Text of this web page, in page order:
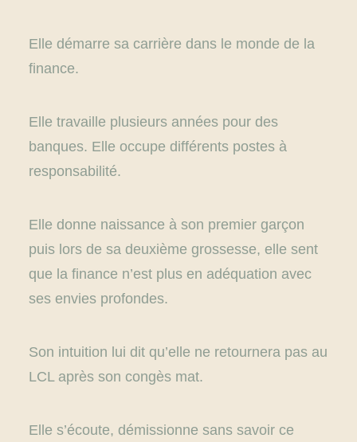
Elle démarre sa carrière dans le monde de la
finance.
Elle travaille plusieurs années pour des
banques. Elle occupe différents postes à
responsabilité.
Elle donne naissance à son premier garçon
puis lors de sa deuxième grossesse, elle sent
que la finance n’est plus en adéquation avec
ses envies profondes.
Son intuition lui dit qu’elle ne retournera pas au
LCL après son congès mat.
Elle s’écoute, démissionne sans savoir ce